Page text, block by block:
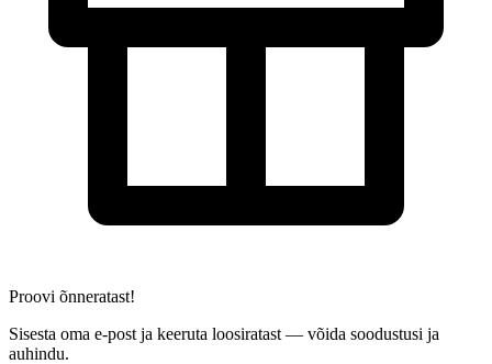
Proovi õnneratast!
Sisesta oma e-post ja keeruta loosiratast — võida soodustusi ja
auhindu.